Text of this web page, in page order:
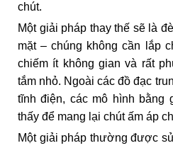
chút.
Một giải pháp thay thế sẽ là
mặt – chúng không cần lắp
chiếm ít không gian và rất
tắm nhỏ. Ngoài các đồ đạc
tĩnh điện, các mô hình bằng
thấy để mang lại chút ấm áp
Một giải pháp thường được